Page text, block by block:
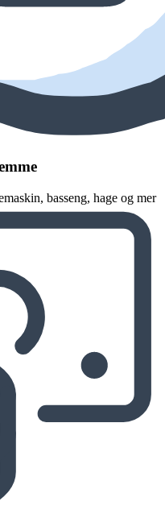
basseng, hage og mer